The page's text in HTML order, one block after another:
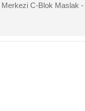
C-Blok Maslak -